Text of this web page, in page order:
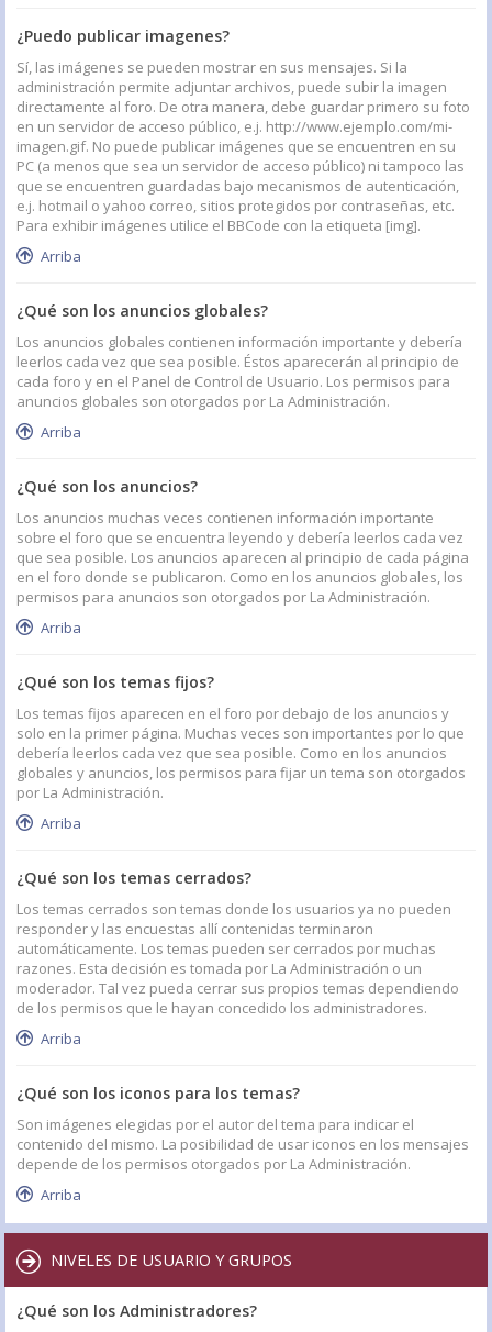
¿Puedo publicar imagenes?
Sí, las imágenes se pueden mostrar en sus mensajes. Si la
administración permite adjuntar archivos, puede subir la imagen
directamente al foro. De otra manera, debe guardar primero su foto
en un servidor de acceso público, e.j. http://www.ejemplo.com/mi-
imagen.gif. No puede publicar imágenes que se encuentren en su
PC (a menos que sea un servidor de acceso público) ni tampoco las
que se encuentren guardadas bajo mecanismos de autenticación,
e.j. hotmail o yahoo correo, sitios protegidos por contraseñas, etc.
Para exhibir imágenes utilice el BBCode con la etiqueta [img].
Arriba
¿Qué son los anuncios globales?
Los anuncios globales contienen información importante y debería
leerlos cada vez que sea posible. Éstos aparecerán al principio de
cada foro y en el Panel de Control de Usuario. Los permisos para
anuncios globales son otorgados por La Administración.
Arriba
¿Qué son los anuncios?
Los anuncios muchas veces contienen información importante
sobre el foro que se encuentra leyendo y debería leerlos cada vez
que sea posible. Los anuncios aparecen al principio de cada página
en el foro donde se publicaron. Como en los anuncios globales, los
permisos para anuncios son otorgados por La Administración.
Arriba
¿Qué son los temas fijos?
Los temas fijos aparecen en el foro por debajo de los anuncios y
solo en la primer página. Muchas veces son importantes por lo que
debería leerlos cada vez que sea posible. Como en los anuncios
globales y anuncios, los permisos para fijar un tema son otorgados
por La Administración.
Arriba
¿Qué son los temas cerrados?
Los temas cerrados son temas donde los usuarios ya no pueden
responder y las encuestas allí contenidas terminaron
automáticamente. Los temas pueden ser cerrados por muchas
razones. Esta decisión es tomada por La Administración o un
moderador. Tal vez pueda cerrar sus propios temas dependiendo
de los permisos que le hayan concedido los administradores.
Arriba
¿Qué son los iconos para los temas?
Son imágenes elegidas por el autor del tema para indicar el
contenido del mismo. La posibilidad de usar iconos en los mensajes
depende de los permisos otorgados por La Administración.
Arriba
NIVELES DE USUARIO Y GRUPOS
¿Qué son los Administradores?